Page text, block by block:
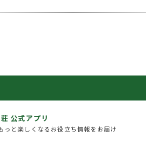
公式アプリ
っと楽しくなるお役立ち情報をお届け